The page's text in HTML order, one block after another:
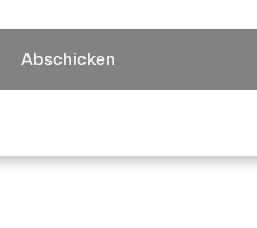
Abschicken